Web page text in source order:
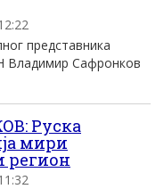
представника
Владимир Сафронков
Руска
мири
регион